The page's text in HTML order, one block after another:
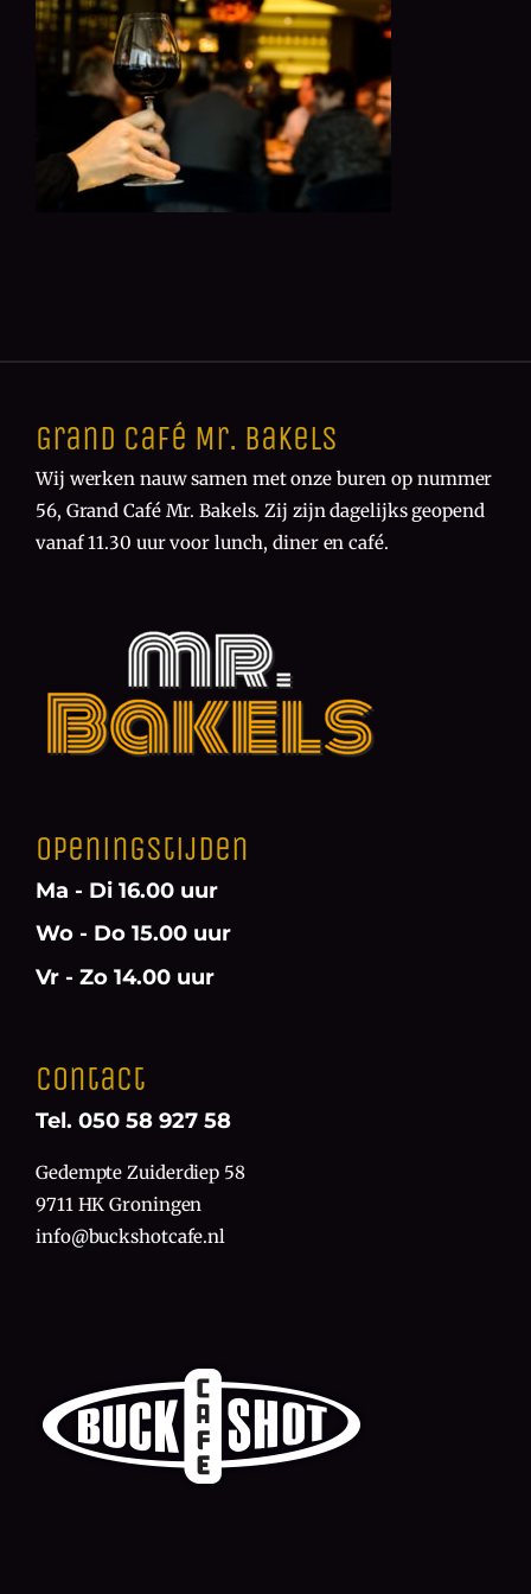
Grand Café Mr. Bakels
Wij werken nauw samen met onze buren op nummer
56, Grand Café Mr. Bakels. Zij zijn dagelijks geopend
vanaf 11.30 uur voor lunch, diner en café.
Openingstijden
Ma - Di 16.00 uur
Wo - Do 15.00 uur
Vr - Zo 14.00 uur
Contact
Tel. 050 58 927 58
Gedempte Zuiderdiep 58
9711 HK Groningen
info@buckshotcafe.nl